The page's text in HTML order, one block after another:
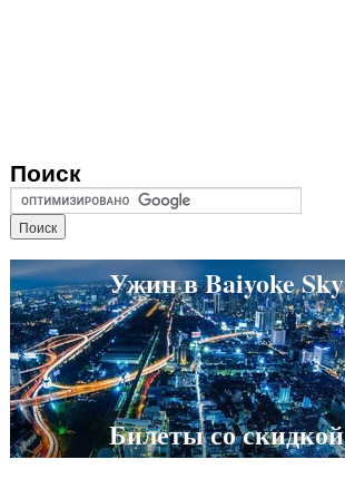
Поиск
Билеты со скидкой
Ужин в Baiyoke Sky